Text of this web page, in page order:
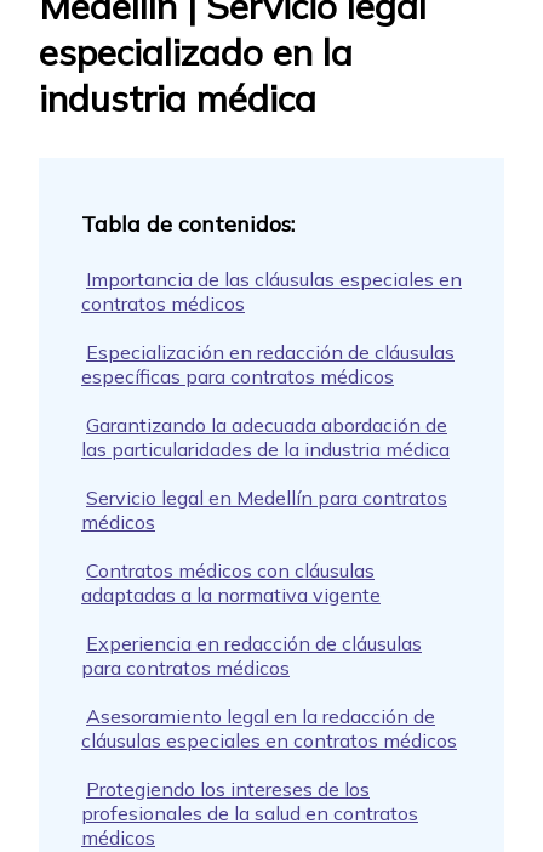
especializado en la
industria médica
Importancia de las cláusulas especiales en
contratos médicos
Especialización en redacción de cláusulas
específicas para contratos médicos
Garantizando la adecuada abordación de
las particularidades de la industria médica
Servicio legal en Medellín para contratos
médicos
Contratos médicos con cláusulas
adaptadas a la normativa vigente
Experiencia en redacción de cláusulas
para contratos médicos
Asesoramiento legal en la redacción de
cláusulas especiales en contratos médicos
Protegiendo los intereses de los
profesionales de la salud en contratos
médicos